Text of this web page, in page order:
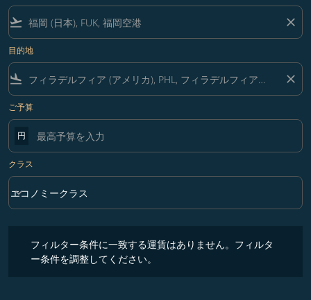
flight_takeoff close
目的地
flight_land close
ご予算
円
クラス
クラス option エコノミークラス Selected
エコノミークラス
keyboard_arrow_down
フィルター条件に一致する運賃はありません。フィルタ
ー条件を調整してください。